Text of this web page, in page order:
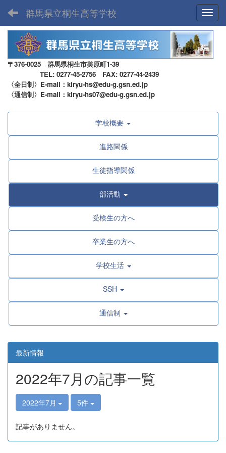
群馬県立桐生高等学校
〒376-0025 群馬県桐生市美原町1-39
TEL: 0277-45-2756 FAX: 0277-44-2439
〈全日制〉E-mail：kiryu-hs@edu-g.gsn.ed.jp
〈通信制〉E-mail：kiryu-hs07@edu-g.gsn.ed.jp
学校概要
進路関係
生徒指導関係
部活動
受検生の方へ
卒業生の方へ
学校生活
SSH
通信制
最新情報
2022年7月の記事一覧
2022年7月 5件
記事がありません。